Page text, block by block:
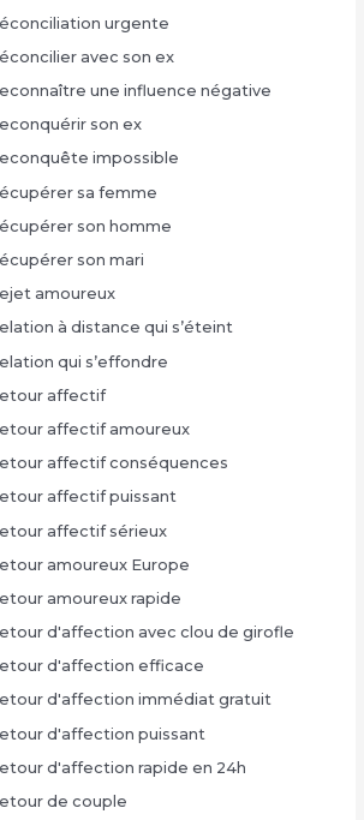
urgente
avec son ex
une influence négative
son ex
impossible
sa femme
son homme
son mari
amoureux
à distance qui s’éteint
qui s’effondre
affectif
affectif amoureux
affectif conséquences
affectif puissant
affectif sérieux
amoureux Europe
amoureux rapide
d'affection avec clou de girofle
d'affection efficace
d'affection immédiat gratuit
d'affection puissant
d'affection rapide en 24h
de couple